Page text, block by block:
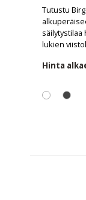
Tutustu
lukien
Hinta